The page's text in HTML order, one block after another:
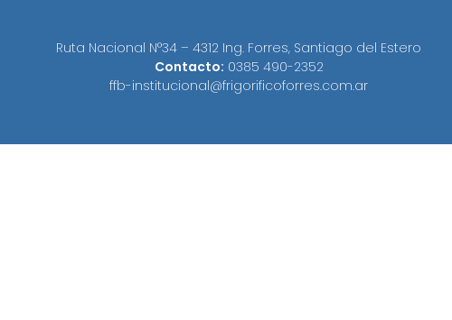
Ruta Nacional N°34 – 4312 Ing. Forres, Santiago del Estero
Contacto: 0385 490-2352
ffb-institucional@frigorificoforres.com.ar